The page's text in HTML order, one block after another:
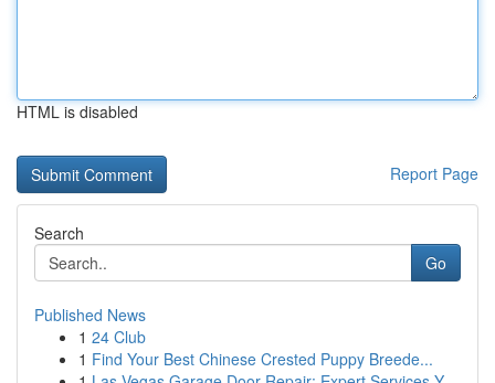
HTML is disabled
Report Page
Search
Go
Published News
1 24 Club
1 Find Your Best Chinese Crested Puppy Breede...